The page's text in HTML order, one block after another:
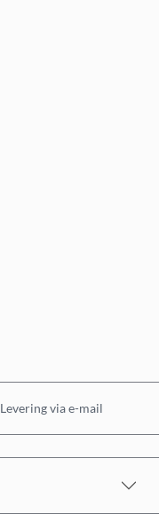
Levering via e-mail